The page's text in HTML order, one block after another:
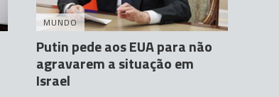
MUNDO
Putin pede aos EUA para não
agravarem a situação em
Israel